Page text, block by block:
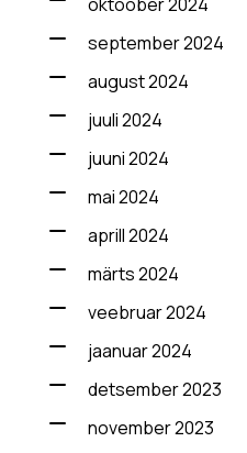
september 2024
august 2024
juuli 2024
juuni 2024
mai 2024
aprill 2024
märts 2024
veebruar 2024
jaanuar 2024
detsember 2023
november 2023